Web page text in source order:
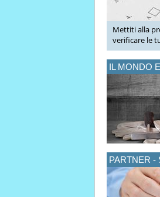
Mettiti alla
verificare le
IL MONDO
PARTNER -